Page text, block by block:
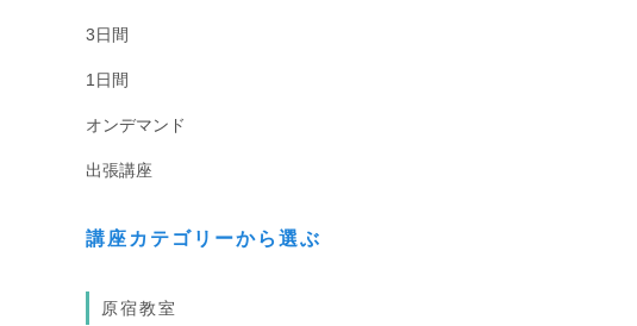
3日間
1日間
オンデマンド
出張講座
講座カテゴリーから選ぶ
原宿教室